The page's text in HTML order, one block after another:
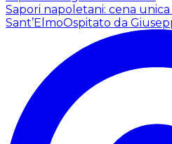
Sapori napoletani: cena unica
Sant’ElmoOspitato da